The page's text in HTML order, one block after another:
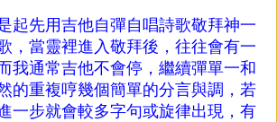
起先用吉他自彈自唱詩歌敬拜神一
，當靈裡進入敬拜後，往往會有一
我通常吉他不會停，繼續彈單一和
的重複哼幾個簡單的分言與調，若
一步就會較多字句或旋律出現，有